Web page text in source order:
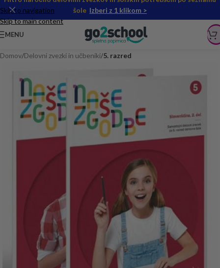
Skip to navigation
Skip to main content
šole Izberi z 1 klikom >
MENU
Domov Delovni zvezki in učbeniki 5. razred